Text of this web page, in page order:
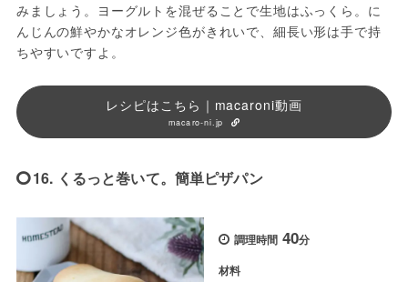
みましょう。ヨーグルトを混ぜることで生地はふっくら。に
んじんの鮮やかなオレンジ色がきれいで、細長い形は手で持
ちやすいですよ。
レシピはこちら｜macaroni動画
macaro-ni.jp
16. くるっと巻いて。簡単ピザパン
調理時間 40分
材料